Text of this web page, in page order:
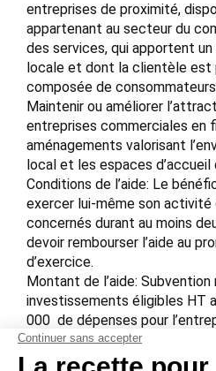
entreprises de proximité,
appartenant au secteur du
des services, qui apportent
locale et dont la clientèle est
composée de
Maintenir ou améliorer
entreprises commerciales en
aménagements valorisant
local et les espaces
Conditions de l’aide: Le
exercer lui-même son activité
concernés durant au moins
devoir rembourser l’aide au
d’exercice.
Montant de l’aide:
investissements éligibles HT
000  de dépenses pour
comprise entre 1 500  et 5 000
L’aide peut être complétée